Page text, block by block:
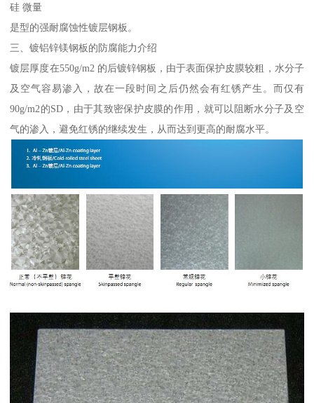
硅 微量
是型的强耐腐蚀性镀层钢板。
三、镀铝锌镁钢板的防腐能力介绍
镀层厚度在550g/m2 的后镀锌钢板，由于表面保护皮膜较粗，水分子
及空气容易渗入，故在一段时间之后仍然会有红锈产生。而仅有
90g/m2的SD，由于其致密保护皮膜的作用，就可以阻断水分子及空
气的渗入，避免红锈的继续发生，从而达到更高的耐腐水平。